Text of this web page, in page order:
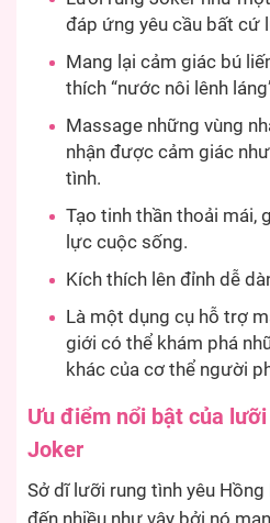
đáp ứng yêu cầu bất cứ
Mang lại cảm giác bú
thích “nước nôi lênh
Massage những vùng
nhận được cảm giác
tình.
Tạo tinh thần thoải mái,
lực cuộc sống.
Kích thích lên đỉnh dễ
Là một dụng cụ hỗ trợ
giới có thể khám phá
khác của cơ thể người
Ưu điểm nổi bật của
Joker
Sở dĩ lưỡi rung tình yêu